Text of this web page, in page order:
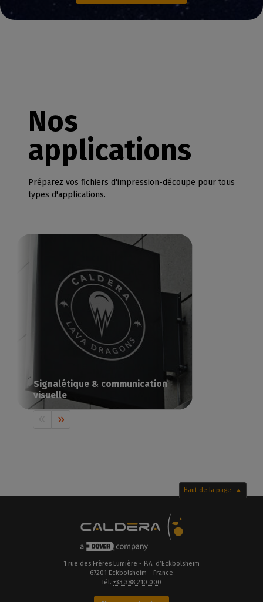
Nos
applications
Préparez vos fichiers d'impression-découpe pour tous
types d'applications.
Signalétique & communication
visuelle
Imprimez votre communication visuelle
avec Caldera
Haut de la page
1 rue des Frères Lumière - P.A. d’Eckbolsheim
67201 Eckbolsheim - France
Tél. +33 388 210 000